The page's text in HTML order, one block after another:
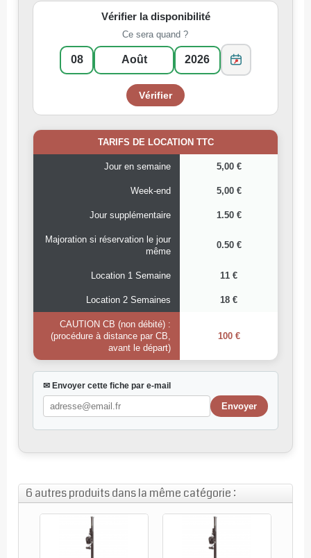
Vérifier la disponibilité
Ce sera quand ?
TARIFS DE LOCATION TTC
Jour en semaine 5,00 €
Week-end 5,00 €
Jour supplémentaire 1.50 €
Majoration si réservation le jour
même
0.50 €
Location 1 Semaine 11 €
Location 2 Semaines 18 €
CAUTION CB (non débité) :
(procédure à distance par CB,
avant le départ)
100 €
✉ Envoyer cette fiche par e-mail
6 autres produits dans la même catégorie :